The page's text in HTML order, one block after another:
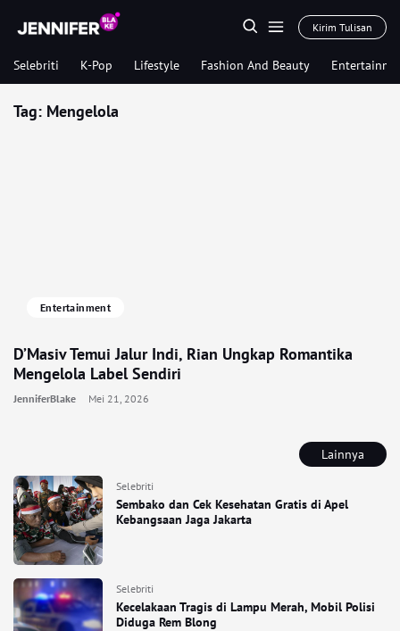
Kirim Tulisan
Selebriti K-Pop Lifestyle Fashion And Beauty
Lainnya
Selebriti
Sembako dan Cek Kesehatan Gratis di Apel
Kebangsaan Jaga Jakarta
Selebriti
Kecelakaan Tragis di Lampu Merah, Mobil Polisi
Diduga Rem Blong
Tag: Mengelola
Entertainment
D’Masiv Temui Jalur Indi, Rian Ungkap Romantika
Mengelola Label Sendiri
JenniferBlake Mei 21, 2026